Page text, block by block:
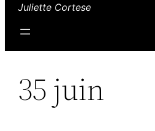
Juliette Cortese
35 juin